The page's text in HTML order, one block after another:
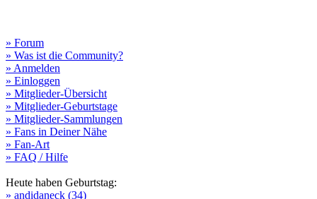
» Forum
» Was ist die Community?
» Anmelden
» Einloggen
» Mitglieder-Übersicht
» Mitglieder-Geburtstage
» Mitglieder-Sammlungen
» Fans in Deiner Nähe
» Fan-Art
» FAQ / Hilfe
Heute haben Geburtstag:
» andidaneck (34)